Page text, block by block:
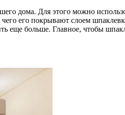
дома. Для этого можно
его покрывают слоем
еще больше. Главное, чтобы